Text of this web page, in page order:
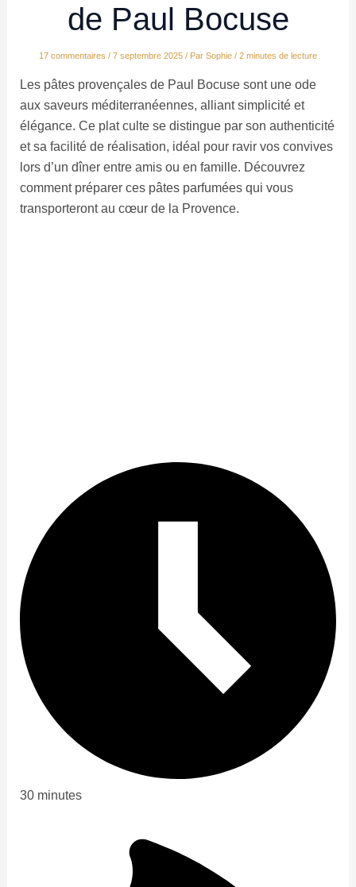
de Paul Bocuse
17 commentaires / 7 septembre 2025 / Par Sophie / 2 minutes de lecture
Les pâtes provençales de Paul Bocuse sont une ode
aux saveurs méditerranéennes, alliant simplicité et
élégance. Ce plat culte se distingue par son authenticité
et sa facilité de réalisation, idéal pour ravir vos convives
lors d’un dîner entre amis ou en famille. Découvrez
comment préparer ces pâtes parfumées qui vous
transporteront au cœur de la Provence.
30 minutes